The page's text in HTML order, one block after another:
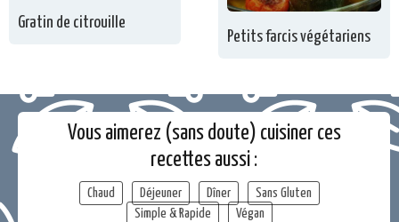
Gratin de citrouille
Petits farcis végétariens
Vous aimerez (sans doute) cuisiner ces
recettes aussi :
Chaud Déjeuner Dîner
Sans Gluten
Simple & Rapide
Végan